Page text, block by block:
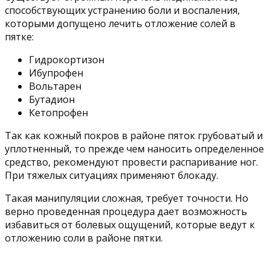
способствующих устранению боли и воспаления,
которыми допущено лечить отложение солей в
пятке:
Гидрокортизон
Ибупрофен
Вольтарен
Бутадион
Кетопрофен
Так как кожный покров в районе пяток грубоватый и
уплотненный, то прежде чем наносить определенное
средство, рекомендуют провести распаривание ног.
При тяжелых ситуациях применяют блокаду.
Такая манипуляции сложная, требует точности. Но
верно проведенная процедура дает возможность
избавиться от болевых ощущений, которые ведут к
отложению соли в районе пятки.